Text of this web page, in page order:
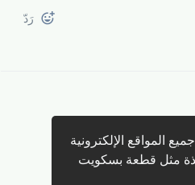
المواقع الإلكترونية
مثل قطعة بسكويت
رَدّ